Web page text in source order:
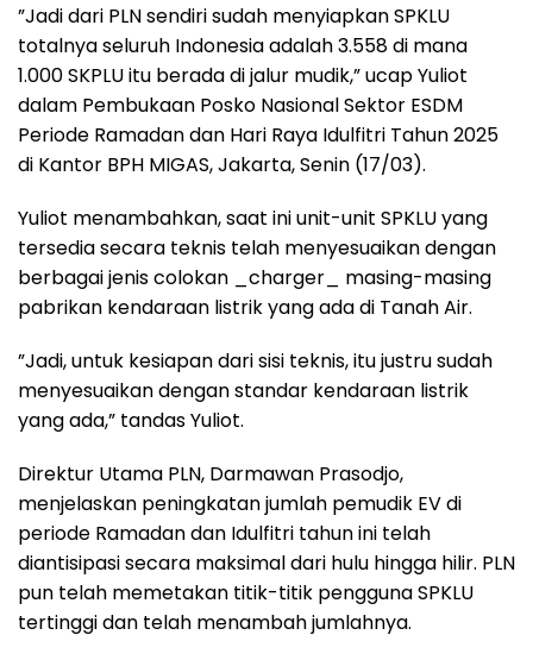
”Jadi dari PLN sendiri sudah menyiapkan SPKLU
totalnya seluruh Indonesia adalah 3.558 di mana
1.000 SKPLU itu berada di jalur mudik,” ucap Yuliot
dalam Pembukaan Posko Nasional Sektor ESDM
Periode Ramadan dan Hari Raya Idulfitri Tahun 2025
di Kantor BPH MIGAS, Jakarta, Senin (17/03).
Yuliot menambahkan, saat ini unit-unit SPKLU yang
tersedia secara teknis telah menyesuaikan dengan
berbagai jenis colokan _charger_ masing-masing
pabrikan kendaraan listrik yang ada di Tanah Air.
”Jadi, untuk kesiapan dari sisi teknis, itu justru sudah
menyesuaikan dengan standar kendaraan listrik
yang ada,” tandas Yuliot.
Direktur Utama PLN, Darmawan Prasodjo,
menjelaskan peningkatan jumlah pemudik EV di
periode Ramadan dan Idulfitri tahun ini telah
diantisipasi secara maksimal dari hulu hingga hilir. PLN
pun telah memetakan titik-titik pengguna SPKLU
tertinggi dan telah menambah jumlahnya.